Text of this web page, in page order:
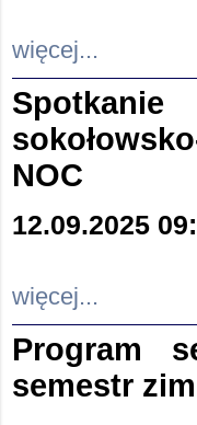
więcej...
NOC
12.09.2025
więcej...
Program
semestr